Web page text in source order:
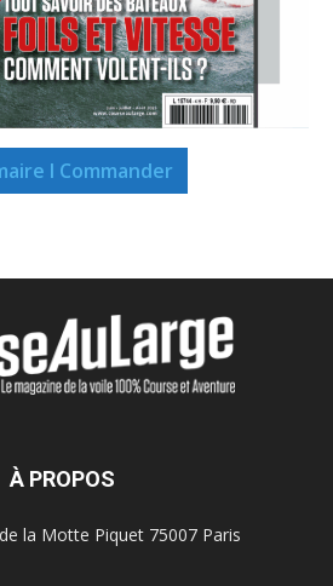
I Commander
À PROPOS
la Motte Piquet 75007 Paris